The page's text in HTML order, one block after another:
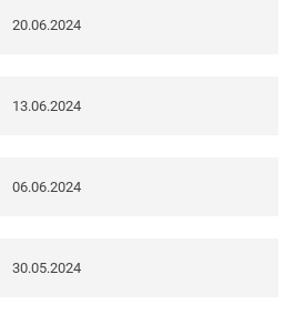
20.06.2024
13.06.2024
06.06.2024
30.05.2024